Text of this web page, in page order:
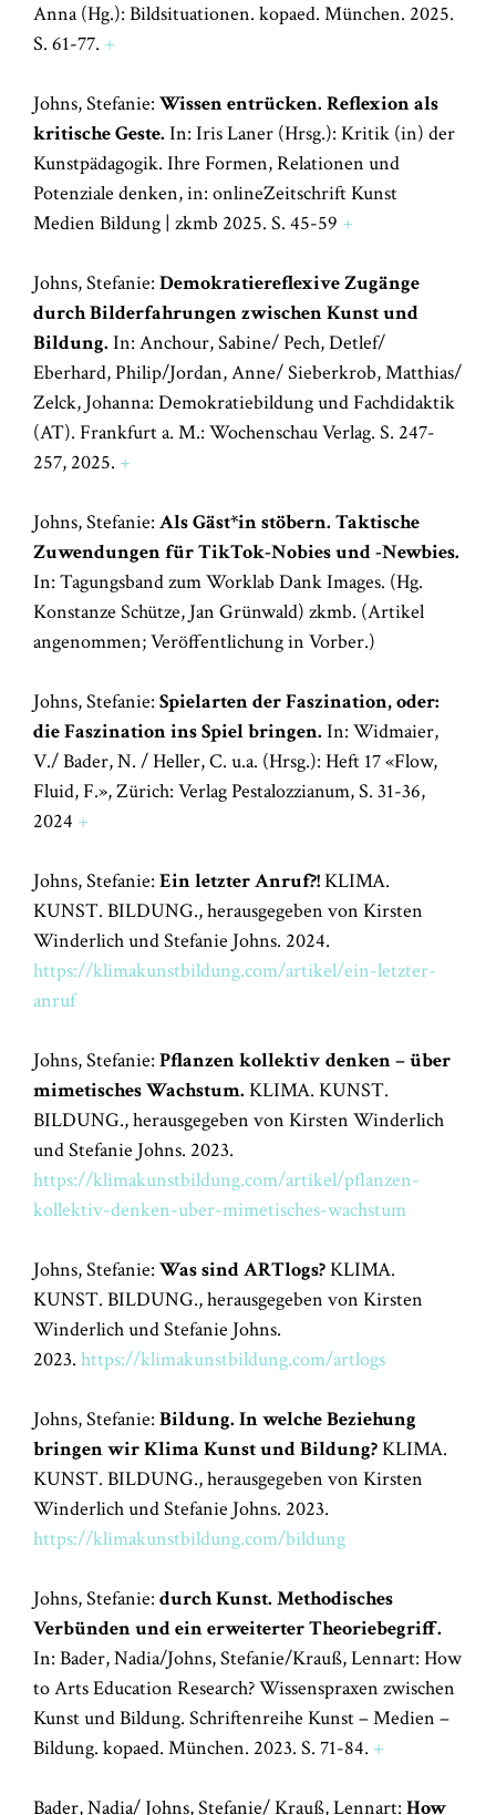
Anna (Hg.): Bildsituationen. kopaed. München. 2025.
S. 61-77. +
Johns, Stefanie: Wissen entrücken. Reflexion als
kritische Geste. In: Iris Laner (Hrsg.): Kritik (in) der
Kunstpädagogik. Ihre Formen, Relationen und
Potenziale denken, in: onlineZeitschrift Kunst
Medien Bildung | zkmb 2025. S. 45-59 +
Johns, Stefanie: Demokratiereflexive Zugänge
durch Bilderfahrungen zwischen Kunst und
Bildung. In: Anchour, Sabine/ Pech, Detlef/
Eberhard, Philip/Jordan, Anne/ Sieberkrob, Matthias/
Zelck, Johanna: Demokratiebildung und Fachdidaktik
(AT). Frankfurt a. M.: Wochenschau Verlag. S. 247-
257, 2025. +
Johns, Stefanie: Als Gäst*in stöbern. Taktische
Zuwendungen für TikTok-Nobies und -Newbies.
In: Tagungsband zum Worklab Dank Images. (Hg.
Konstanze Schütze, Jan Grünwald) zkmb. (Artikel
angenommen; Veröffentlichung in Vorber.)
Johns, Stefanie: Spielarten der Faszination, oder:
die Faszination ins Spiel bringen. In: Widmaier,
V./ Bader, N. / Heller, C. u.a. (Hrsg.): Heft 17 «Flow,
Fluid, F.», Zürich: Verlag Pestalozzianum, S. 31-36,
2024 +
Johns, Stefanie: Ein letzter Anruf?!KLIMA.
KUNST. BILDUNG., herausgegeben von Kirsten
Winderlich und Stefanie Johns. 2024.
https://klimakunstbildung.com/artikel/ein-letzter-
anruf
Johns, Stefanie: Pflanzen kollektiv denken – über
mimetisches Wachstum. KLIMA. KUNST.
BILDUNG., herausgegeben von Kirsten Winderlich
und Stefanie Johns. 2023.
https://klimakunstbildung.com/artikel/pflanzen-
kollektiv-denken-uber-mimetisches-wachstum
Johns, Stefanie: Was sind ARTlogs?KLIMA.
KUNST. BILDUNG., herausgegeben von Kirsten
Winderlich und Stefanie Johns.
2023. https://klimakunstbildung.com/artlogs
Johns, Stefanie: Bildung. In welche Beziehung
bringen wir Klima Kunst und Bildung?KLIMA.
KUNST. BILDUNG., herausgegeben von Kirsten
Winderlich und Stefanie Johns. 2023.
https://klimakunstbildung.com/bildung
Johns, Stefanie: durch Kunst. Methodisches
Verbünden und ein erweiterter Theoriebegriff.
In: Bader, Nadia/Johns, Stefanie/Krauß, Lennart: How
to Arts Education Research? Wissenspraxen zwischen
Kunst und Bildung. Schriftenreihe Kunst – Medien –
Bildung. kopaed. München. 2023. S. 71-84. +
Bader, Nadia/ Johns, Stefanie/ Krauß, Lennart: How